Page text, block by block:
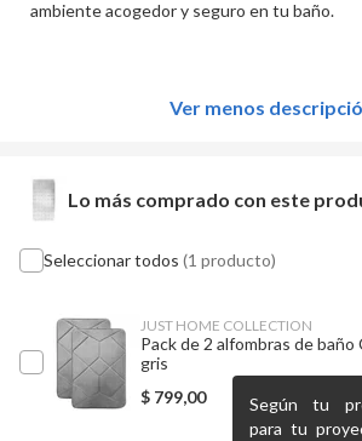
ambiente acogedor y seguro en tu baño.
Ver menos
Lo más comprado con este
Seleccionar todos (1 producto)
JUST HOME COLLECTION
Pack de 2 alfombras de baño
gris
$ 799,00
Según tu
para tu